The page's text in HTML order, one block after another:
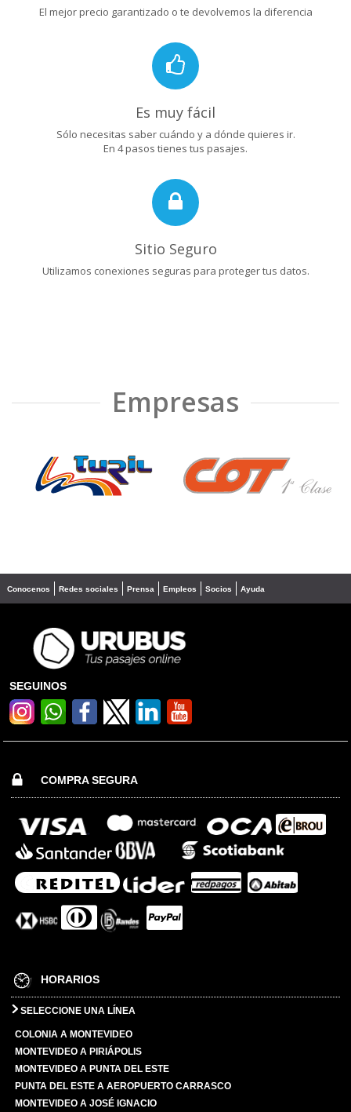
El mejor precio garantizado o te devolvemos la diferencia
Es muy fácil
Sólo necesitas saber cuándo y a dónde quieres ir.
En 4 pasos tienes tus pasajes.
Sitio Seguro
Utilizamos conexiones seguras para proteger tus datos.
Empresas
❮ ❯
Conocenos Redes sociales Prensa Empleos Socios Ayuda
SEGUINOS
COMPRA SEGURA
HORARIOS
SELECCIONE UNA LÍNEA
COLONIA A MONTEVIDEO
MONTEVIDEO A PIRIÁPOLIS
MONTEVIDEO A PUNTA DEL ESTE
PUNTA DEL ESTE A AEROPUERTO CARRASCO
MONTEVIDEO A JOSÉ IGNACIO